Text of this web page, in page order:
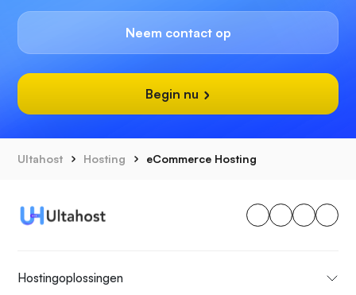
Neem contact op
Begin nu
Ultahost Hosting eCommerce Hosting
Hostingoplossingen